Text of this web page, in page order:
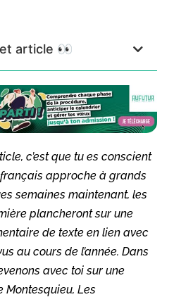
article 👀
c’est que tu es conscient
approche à grands
semaines maintenant, les
plancheront sur une
de texte en lien avec
au cours de l’année. Dans
avec toi sur une
Les